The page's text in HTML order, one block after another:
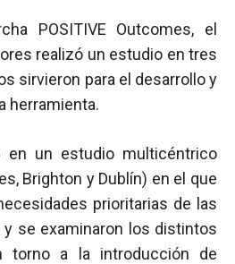
POSITIVE Outcomes, el
realizó un estudio en tres
sirvieron para el desarrollo y
herramienta.
un estudio multicéntrico
Brighton y Dublín) en el que
prioritarias de las
y se examinaron los distintos
torno a la introducción de